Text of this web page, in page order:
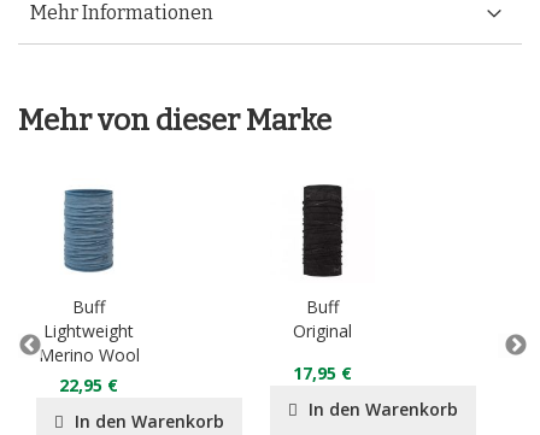
Mehr Informationen
Mehr von dieser Marke
Buff
Lightweight
Merino Wool
22,95 €
In den Warenkorb
Buff
Original
17,95 €
In den Warenkorb